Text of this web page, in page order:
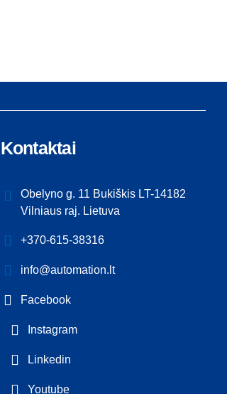
Kontaktai
Obelyno g. 11 Bukiškis LT-14182
Vilniaus raj. Lietuva
+370-615-38316
info@automation.lt
Facebook
Instagram
Linkedin
Youtube